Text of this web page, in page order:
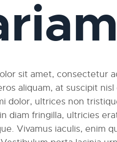
sit amet, consectetur
aliquam, at suscipit
dolor, ultrices non
diam fringilla, ultricies
Vivamus iaculis, enim